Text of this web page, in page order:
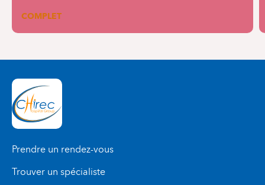
COMPLET
Prendre un rendez-vous
Trouver un spécialiste